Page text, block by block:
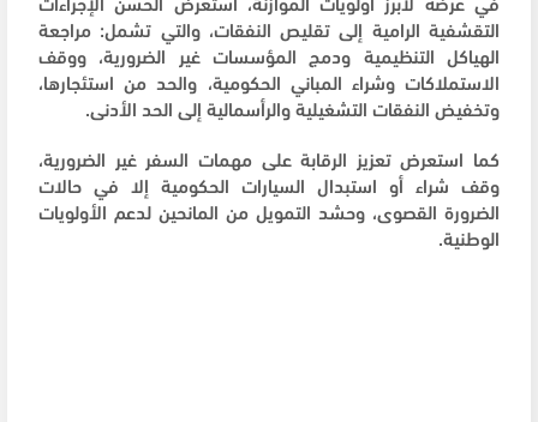
التقشفية الرامية إلى تقليص النفقات، والتي تشمل: مراجعة
الهياكل التنظيمية ودمج المؤسسات غير الضرورية، ووقف
الاستملاكات وشراء المباني الحكومية، والحد من استئجارها،
وتخفيض النفقات التشغيلية والرأسمالية إلى الحد الأدنى.
كما استعرض تعزيز الرقابة على مهمات السفر غير الضرورية،
وقف شراء أو استبدال السيارات الحكومية إلا في حالات
الضرورة القصوى، وحشد التمويل من المانحين لدعم الأولويات
الوطنية.